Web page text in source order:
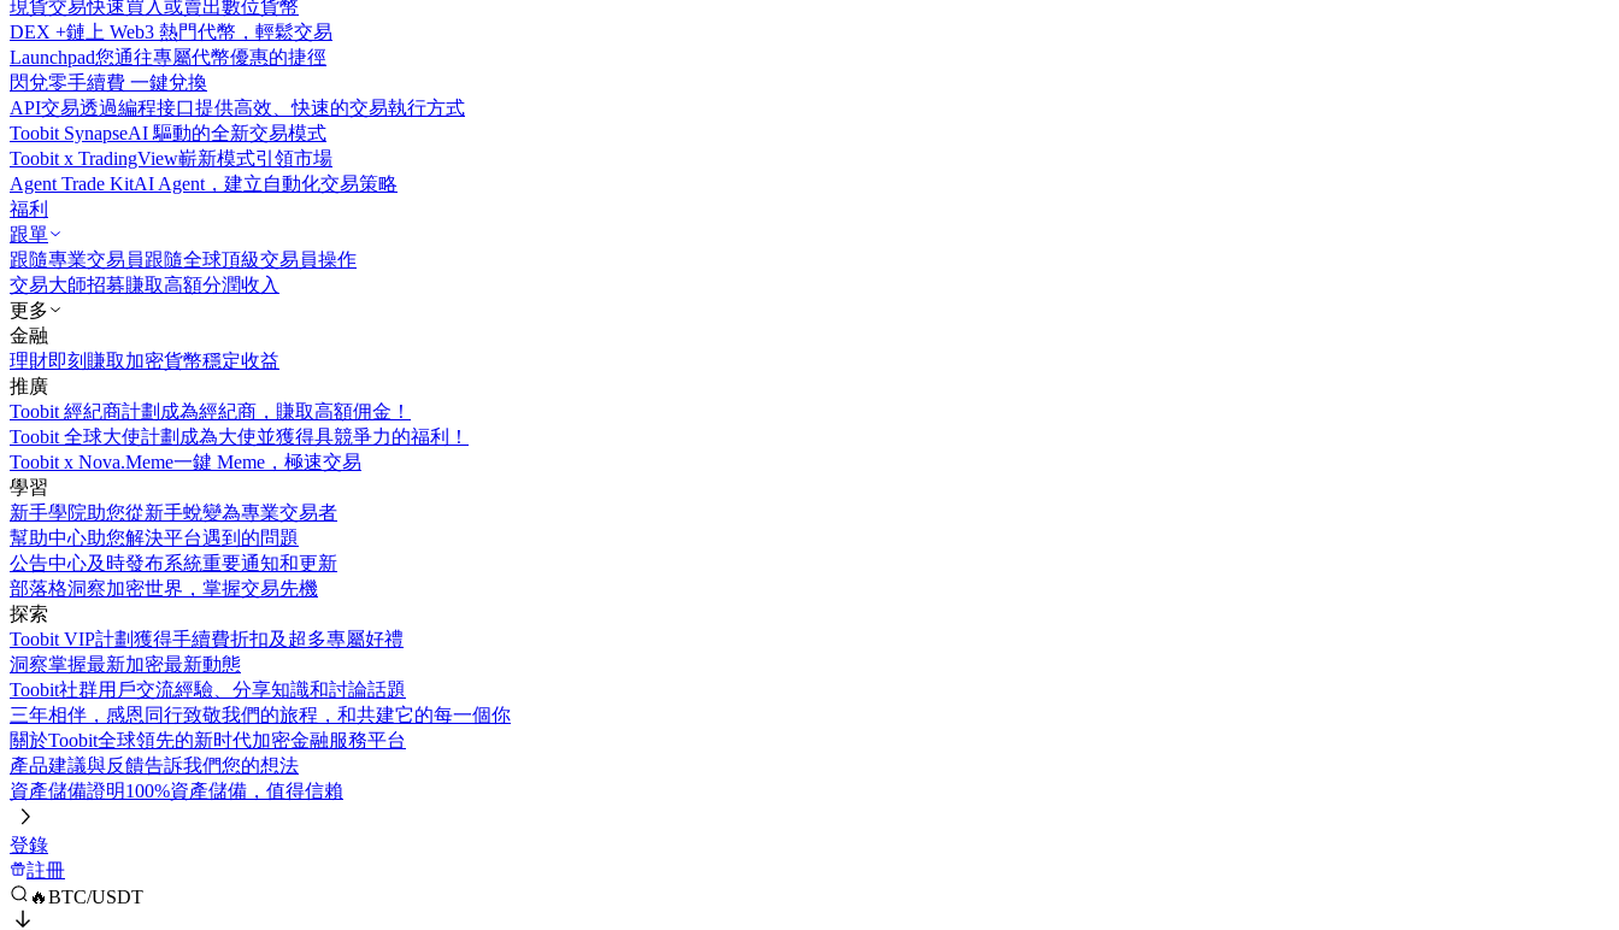
現貨交易快速買入或賣出數位貨幣
DEX +鏈上 Web3 熱門代幣，輕鬆交易
Launchpad您通往專屬代幣優惠的捷徑
閃兌零手續費 一鍵兌換
API交易透過編程接口提供高效、快速的交易執行方式
Toobit SynapseAI 驅動的全新交易模式
Toobit x TradingView嶄新模式引領市場
Agent Trade KitAI Agent，建立自動化交易策略
福利
跟單
跟隨專業交易員跟隨全球頂級交易員操作
交易大師招募賺取高額分潤收入
更多
金融
理財即刻賺取加密貨幣穩定收益
推廣
Toobit 經紀商計劃 成為經紀商，賺取高額佣金！
Toobit 全球大使計劃 成為大使並獲得具競爭力的福利！
Toobit x Nova.Meme一鍵 Meme，極速交易
學習
新手學院助您從新手蛻變為專業交易者
幫助中心助您解決平台遇到的問題
公告中心及時發布系統重要通知和更新
部落格洞察加密世界，掌握交易先機
探索
Toobit VIP計劃獲得手續費折扣及超多專屬好禮
洞察掌握最新加密最新動態
Toobit社群用戶交流經驗、分享知識和討論話題
三年相伴，感恩同行致敬我們的旅程，和共建它的每一個你
關於Toobit全球領先的新时代加密金融服務平台
產品建議與反饋告訴我們您的想法
資產儲備證明100%資產儲備，值得信賴
登錄
註冊
🔥BTC/USDT